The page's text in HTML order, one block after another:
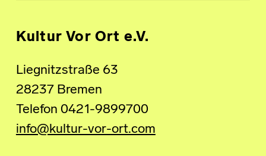
Kultur Vor Ort e.V.
Liegnitzstraße 63
28237 Bremen
Telefon 0421-9899700
info@kultur-vor-ort.com